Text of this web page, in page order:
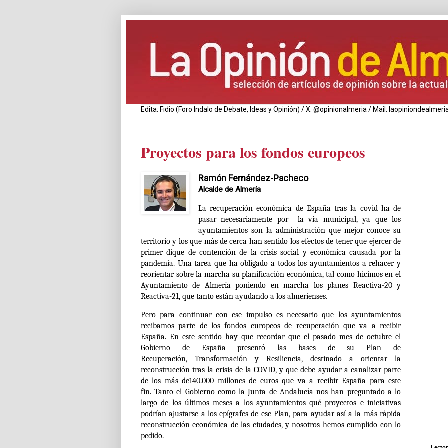
Edita: Fidio (Foro Indalo de Debate, Ideas y Opinión) / X: @opinionalmeria / Mail:
Proyectos para los fondos europeos
Ramón Fernández-Pacheco
Alcalde de Almería
La recuperación económica de España tras la covid ha de
pasar necesariamente por la vía municipal, ya que los
ayuntamientos son la administración que mejor conoce su
territorio y los que más de cerca han sentido los efectos de tener que ejercer de
primer dique de contención de la crisis social y económica causada por la
pandemia. Una tarea que ha obligado a todos los ayuntamientos a rehacer y
reorientar sobre la marcha su planificación económica, tal como hicimos en el
Ayuntamiento de Almería poniendo en marcha los planes Reactiva-20 y
Reactiva-21, que tanto están ayudando a los almerienses.
Pero para continuar con ese impulso es necesario que los ayuntamientos
recibamos parte de los fondos europeos de recuperación que va a recibir
España. En este sentido hay que recordar que el pasado mes de octubre el
Gobierno de España presentó las bases de su Plan de
Recuperación, Transformación y Resiliencia, destinado a orientar la
reconstrucción tras la crisis de la COVID, y que debe ayudar a canalizar parte
de los más de140.000 millones de euros que va a recibir España para este
fin. Tanto el Gobierno como la Junta de Andalucía nos han preguntado a lo
largo de los últimos meses a los ayuntamientos qué proyectos e iniciativas
podrían ajustarse a los epígrafes de ese Plan, para ayudar así a la más rápida
reconstrucción económica de las ciudades, y nosotros hemos cumplido con lo
pedido.